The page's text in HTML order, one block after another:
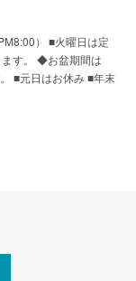
） ■火曜日は定
す。 ◆お盆期間は
■元日はお休み ■年末